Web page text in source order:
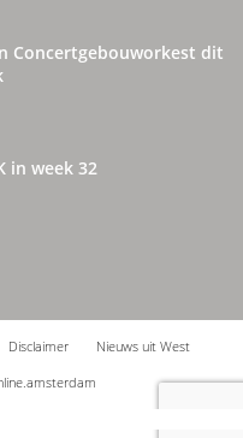
Concertgebouworkest dit
in week 32
Disclaimer
Nieuws uit West